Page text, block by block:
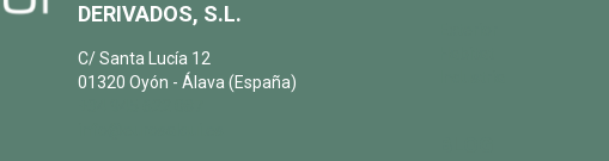
DERIVADOS, S.L.
C/ Santa Lucía 12
01320 Oyón - Álava (España)